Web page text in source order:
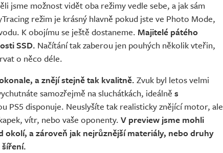
jsme možnost vidět oba režimy vedle sebe, a jak sám
režim je krásný hlavně pokud jste ve Photo Mode,
K obojímu se ještě dostaneme. Majitelé pátého
SSD. Načítání tak zaberou jen pouhých několik vteřin,
o něco déle.
a znějí stejně tak kvalitně. Zvuk byl letos velmi
samozřejmě na sluchátkách, ideálně s
PS5 disponuje. Neuslyšíte tak realisticky znějící motor, ale
vítr, nebo vaše oponenty.V preview jsme mohli
okolí, a zároveň jak nejrůznější materiály, nebo druhy